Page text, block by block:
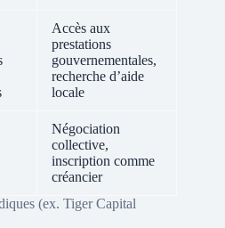
Accès aux
prestations
gouvernementales,
recherche d’aide
locale
Négociation
collective,
inscription comme
créancier
(ex. Tiger Capital